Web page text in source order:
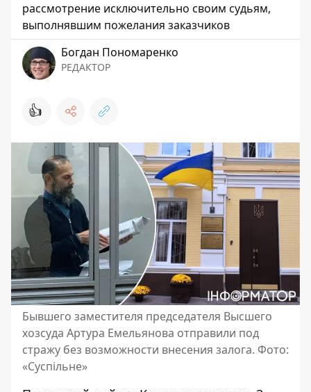
рассмотрение исключительно своим судьям,
выполнявшим пожелания заказчиков
Богдан Пономаренко
РЕДАКТОР
👍
Бывшего заместителя председателя Высшего
хозсуда Артура Емельянова отправили под
стражу без возможности внесения залога. Фото:
«Суспільне»